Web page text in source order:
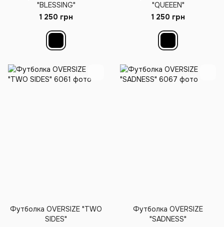
"BLESSING"
1 250 грн
"QUEEEN"
1 250 грн
Футболка OVERSIZE "TWO
SIDES"
Футболка OVERSIZE
"SADNESS"